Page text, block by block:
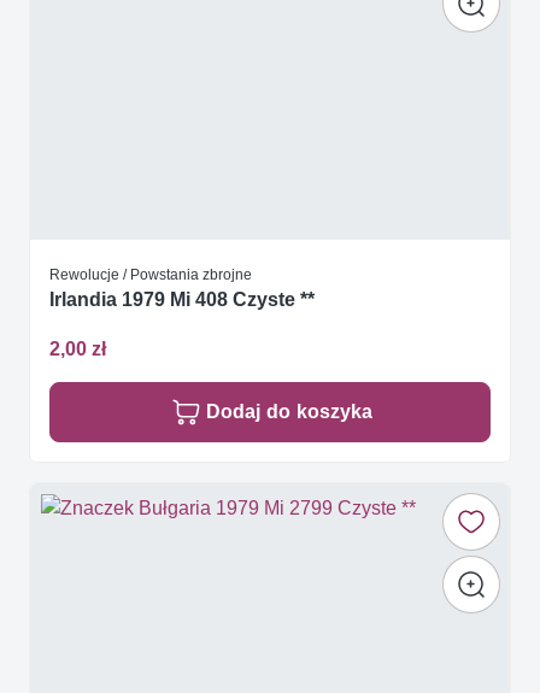
Rewolucje / Powstania zbrojne
Irlandia 1979 Mi 408 Czyste **
2,00 zł
Dodaj do koszyka